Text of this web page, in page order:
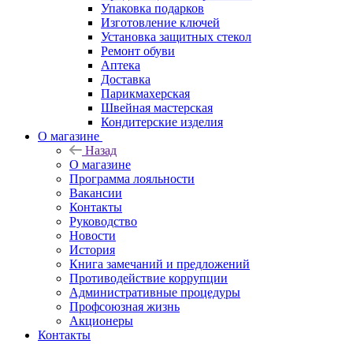
Упаковка подарков
Изготовление ключей
Установка защитных стекол
Ремонт обуви
Аптека
Доставка
Парикмахерская
Швейная мастерская
Кондитерские изделия
О магазине
Назад
О магазине
Программа лояльности
Вакансии
Контакты
Руководство
Новости
История
Книга замечаний и предложений
Противодействие коррупции
Административные процедуры
Профсоюзная жизнь
Акционеры
Контакты